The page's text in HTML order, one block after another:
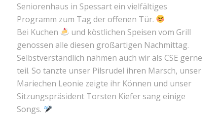
Seniorenhaus in Spessart ein vielfältiges
Programm zum Tag der offenen Tür.
Bei Kuchen
und köstlichen Speisen vom Grill
genossen alle diesen großartigen Nachmittag.
Selbstverständlich nahmen auch wir als CSE gerne
teil. So tanzte unser Pilsrudel ihren Marsch, unser
Mariechen Leonie zeigte ihr Können und unser
Sitzungspräsident Torsten Kiefer sang einige
Songs.